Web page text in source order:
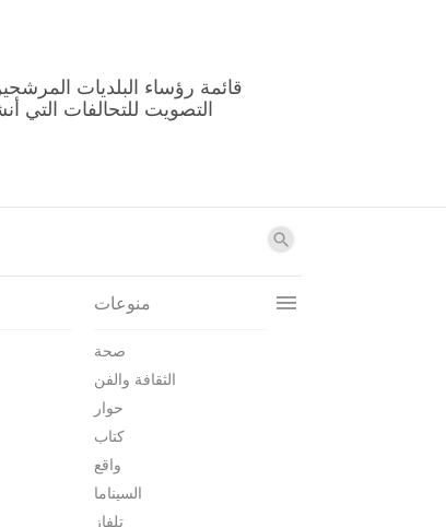
منوعات
صحة
الثقافة والفن
حوار
كتاب
واقع
السيناما
تلفاز